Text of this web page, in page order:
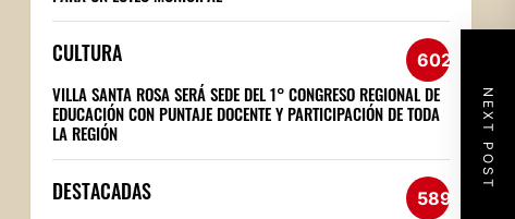
NEXT POST
CULTURA 602
VILLA SANTA ROSA SERÁ SEDE DEL 1° CONGRESO REGIONAL DE
EDUCACIÓN CON PUNTAJE DOCENTE Y PARTICIPACIÓN DE TODA
LA REGIÓN
DESTACADAS 589